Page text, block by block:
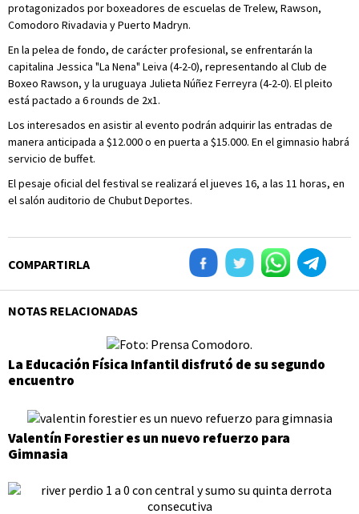
protagonizados por boxeadores de escuelas de Trelew, Rawson,
Comodoro Rivadavia y Puerto Madryn.
En la pelea de fondo, de carácter profesional, se enfrentarán la
capitalina Jessica "La Nena" Leiva (4-2-0), representando al Club de
Boxeo Rawson, y la uruguaya Julieta Núñez Ferreyra (4-2-0). El pleito
está pactado a 6 rounds de 2x1.
Los interesados en asistir al evento podrán adquirir las entradas de
manera anticipada a $12.000 o en puerta a $15.000. En el gimnasio habrá
servicio de buffet.
El pesaje oficial del festival se realizará el jueves 16, a las 11 horas, en
el salón auditorio de Chubut Deportes.
COMPARTIRLA
NOTAS RELACIONADAS
La Educación Física Infantil disfrutó de su segundo
encuentro
Valentín Forestier es un nuevo refuerzo para
Gimnasia